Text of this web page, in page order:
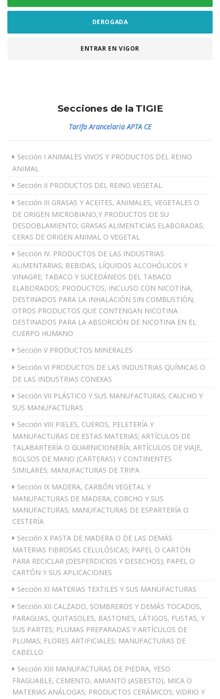
DEROGADA
ENTRAR EN VIGOR
Secciones de la TIGIE
Tarifa Arancelaria APTA CE
Sección I ANIMALES VIVOS Y PRODUCTOS DEL REINO
ANIMAL
Sección II PRODUCTOS DEL REINO VEGETAL
Sección III GRASAS Y ACEITES, ANIMALES, VEGETALES O
DE ORIGEN MICROBIANO,Y PRODUCTOS DE SU
DESDOBLAMIENTO; GRASAS ALIMENTICIAS ELABORADAS;
CERAS DE ORIGEN ANIMAL O VEGETAL
Sección IV. PRODUCTOS DE LAS INDUSTRIAS
ALIMENTARIAS; BEBIDAS, LÍQUIDOS ALCOHÓLICOS Y
VINAGRE; TABACO Y SUCEDÁNEOS DEL TABACO
ELABORADOS; PRODUCTOS, INCLUSO CON NICOTINA,
DESTINADOS PARA LA INHALACIÓN SIN COMBUSTIÓN;
OTROS PRODUCTOS QUE CONTENGAN NICOTINA
DESTINADOS PARA LA ABSORCIÓN DE NICOTINA EN EL
CUERPO HUMANO
Sección V PRODUCTOS MINERALES
Sección VI PRODUCTOS DE LAS INDUSTRIAS QUÍMICAS O
DE LAS INDUSTRIAS CONEXAS
Sección VII PLÁSTICO Y SUS MANUFACTURAS; CAUCHO Y
SUS MANUFACTURAS
Sección VIII PIELES, CUEROS, PELETERÍA Y
MANUFACTURAS DE ESTAS MATERIAS; ARTÍCULOS DE
TALABARTERÍA O GUARNICIONERÍA; ARTÍCULOS DE VIAJE,
BOLSOS DE MANO (CARTERAS) Y CONTINENTES
SIMILARES; MANUFACTURAS DE TRIPA
Sección IX MADERA, CARBÓN VEGETAL Y
MANUFACTURAS DE MADERA; CORCHO Y SUS
MANUFACTURAS; MANUFACTURAS DE ESPARTERÍA O
CESTERÍA
Sección X PASTA DE MADERA O DE LAS DEMÁS
MATERIAS FIBROSAS CELULÓSICAS; PAPEL O CARTÓN
PARA RECICLAR (DESPERDICIOS Y DESECHOS); PAPEL O
CARTÓN Y SUS APLICACIONES
Sección XI MATERIAS TEXTILES Y SUS MANUFACTURAS
Sección XII CALZADO, SOMBREROS Y DEMÁS TOCADOS,
PARAGUAS, QUITASOLES, BASTONES, LÁTIGOS, FUSTAS, Y
SUS PARTES; PLUMAS PREPARADAS Y ARTÍCULOS DE
PLUMAS; FLORES ARTIFICIALES; MANUFACTURAS DE
CABELLO
Sección XIII MANUFACTURAS DE PIEDRA, YESO
FRAGUABLE, CEMENTO, AMIANTO (ASBESTO), MICA O
MATERIAS ANÁLOGAS; PRODUCTOS CERÁMICOS; VIDRIO Y